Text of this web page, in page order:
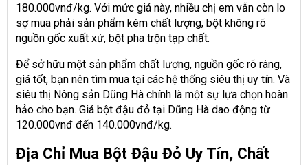
180.000vnđ/kg. Với mức giá này, nhiều chị em vẫn còn lo
sợ mua phải sản phẩm kém chất lượng, bột không rõ
nguồn gốc xuất xứ, bột pha trộn tạp chất.
Để sở hữu một sản phẩm chất lượng, nguồn gốc rõ ràng,
giá tốt, bạn nên tìm mua tại các hệ thống siêu thị uy tín. Và
siêu thị Nông sản Dũng Hà chính là một sự lựa chọn hoàn
hảo cho bạn. Giá bột đậu đỏ tại Dũng Hà dao động từ
120.000vnđ đến 140.000vnđ/kg.
Địa Chỉ Mua Bột Đậu Đỏ Uy Tín, Chất